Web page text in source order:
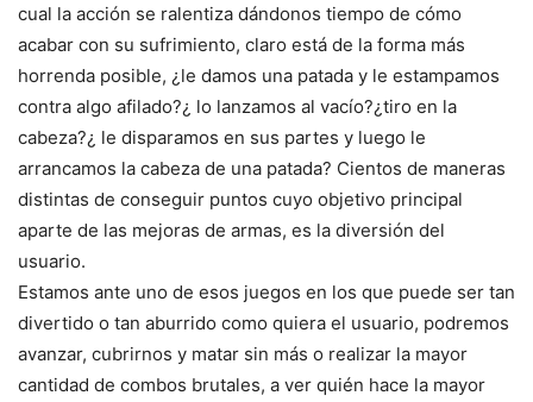
cual la acción se ralentiza dándonos tiempo de cómo
acabar con su sufrimiento, claro está de la forma más
horrenda posible, ¿le damos una patada y le estampamos
contra algo afilado?¿ lo lanzamos al vacío?¿tiro en la
cabeza?¿ le disparamos en sus partes y luego le
arrancamos la cabeza de una patada? Cientos de maneras
distintas de conseguir puntos cuyo objetivo principal
aparte de las mejoras de armas, es la diversión del
usuario.
Estamos ante uno de esos juegos en los que puede ser tan
divertido o tan aburrido como quiera el usuario, podremos
avanzar, cubrirnos y matar sin más o realizar la mayor
cantidad de combos brutales, a ver quién hace la mayor